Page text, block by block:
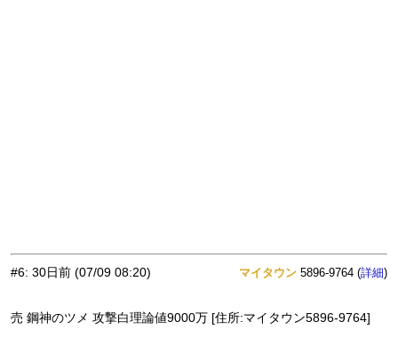
#6: 30日前 (07/09 08:20) マイタウン 5896-9764 (詳細)
売 鋼神のツメ 攻撃白理論値9000万 [住所:マイタウン5896-9764]